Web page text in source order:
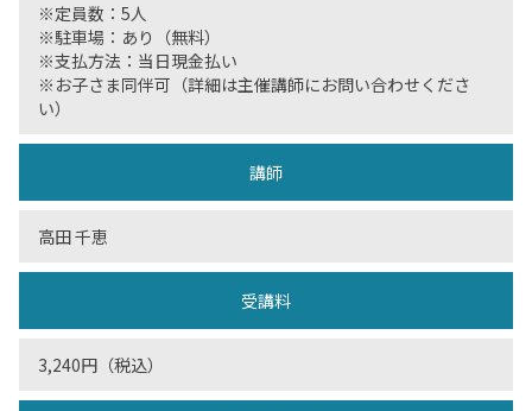
※定員数：5人
※駐車場：あり（無料）
※支払方法：当日現金払い
※お子さま同伴可（詳細は主催講師にお問い合わせくださ
い）
講師
高田 千恵
受講料
3,240円（税込）